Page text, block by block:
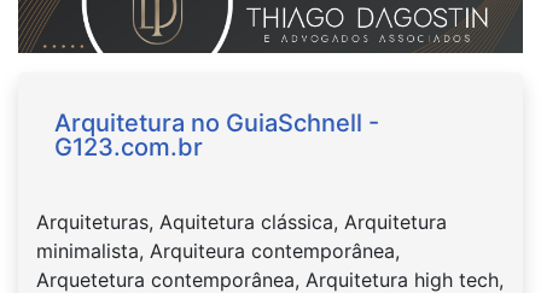
Arquitetura no GuiaSchnell -
G123.com.br
Arquiteturas, Aquitetura clássica, Arquitetura
minimalista, Arquiteura contemporânea,
Arquetetura contemporânea, Arquitetura high tech,